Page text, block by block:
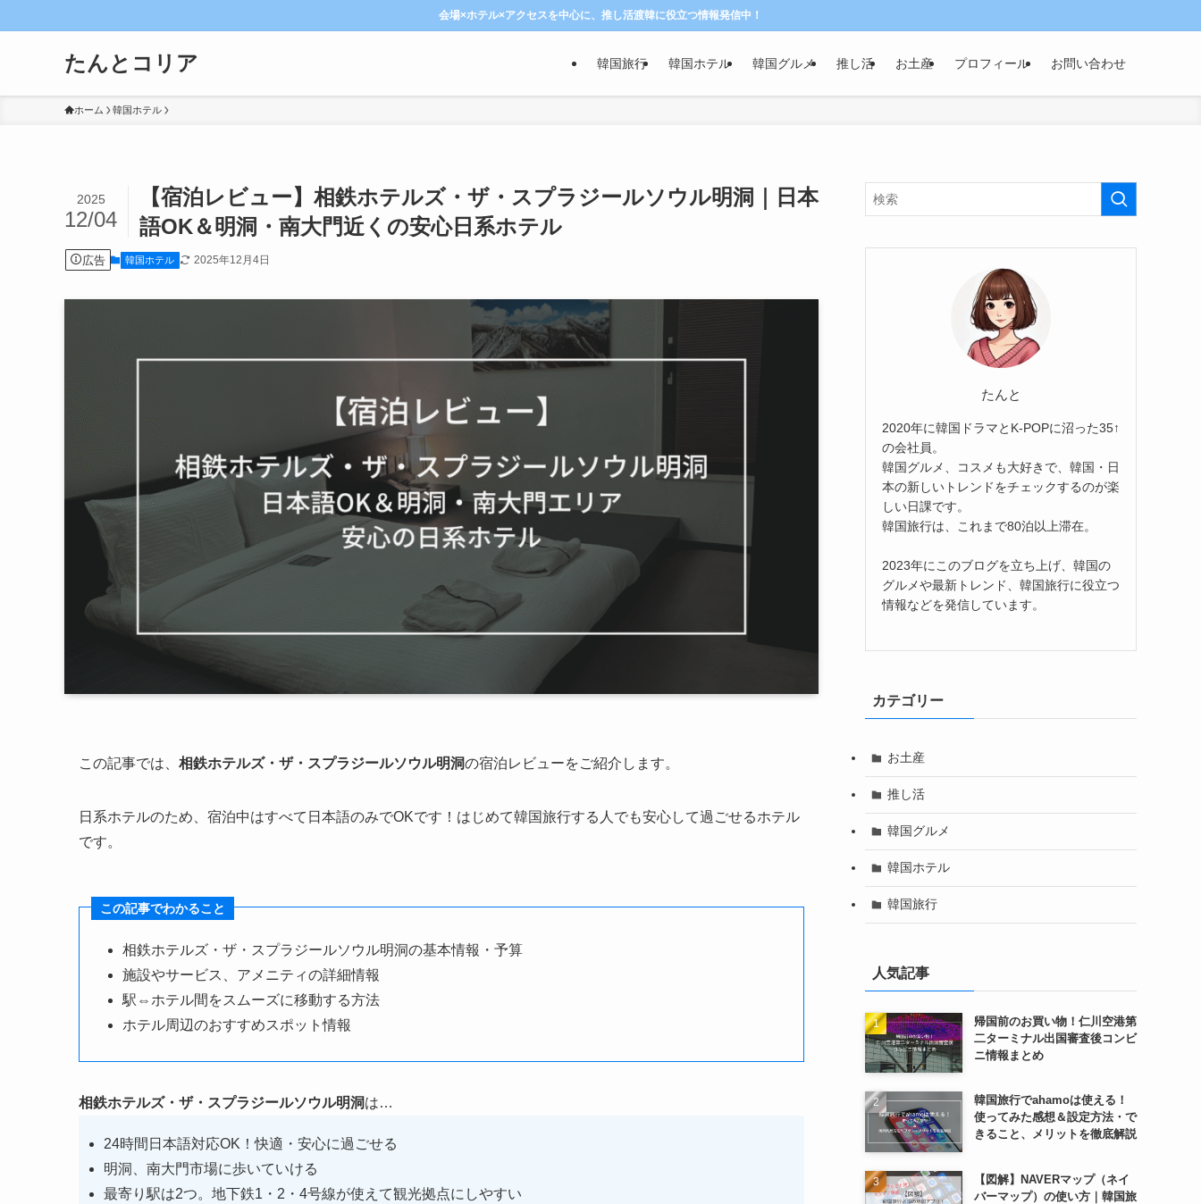
会場×ホテル×アクセスを中心に、推し活渡韓に役立つ情報発信中！
たんとコリア 韓国旅行 韓国ホテル 韓国グルメ 推し活 お土産 プロフィール お問い合わせ
ホーム 韓国ホテル
【宿泊レビュー】相鉄ホテルズ・ザ・スプラジールソウル明洞｜日本
語OK＆明洞・南大門近くの安心日系ホテル
2025
12/04
広告 韓国ホテル 2025年12月4日
この記事では、 相鉄ホテルズ・ザ・スプラジールソウル明洞の宿泊レビューをご紹介します。
日系ホテルのため、宿泊中はすべて日本語のみでOKです！はじめて韓国旅行する人でも安心して過ごせるホテル
です。
この記事でわかること
相鉄ホテルズ・ザ・スプラジールソウル明洞の基本情報・予算
施設やサービス、アメニティの詳細情報
駅⇔ホテル間をスムーズに移動する方法
ホテル周辺のおすすめスポット情報
相鉄ホテルズ・ザ・スプラジールソウル明洞は…
24時間日本語対応OK！快適・安心に過ごせる
明洞、南大門市場に歩いていける
最寄り駅は2つ。地下鉄1・2・4号線が使えて観光拠点にしやすい
たんと
2020年に韓国ドラマとK-POPに沼った35↑
の会社員。
韓国グルメ、コスメも大好きで、韓国・日
本の新しいトレンドをチェックするのが楽
しい日課です。
韓国旅行は、これまで80泊以上滞在。
2023年にこのブログを立ち上げ、韓国の
グルメや最新トレンド、韓国旅行に役立つ
情報などを発信しています。
カテゴリー
お土産
推し活
韓国グルメ
韓国ホテル
韓国旅行
人気記事
帰国前のお買い物！仁川空港第
二ターミナル出国審査後コンビ
ニ情報まとめ
韓国旅行でahamoは使える！
使ってみた感想＆設定方法・で
きること、メリットを徹底解説
【図解】NAVERマップ（ネイ
バーマップ）の使い方｜韓国旅